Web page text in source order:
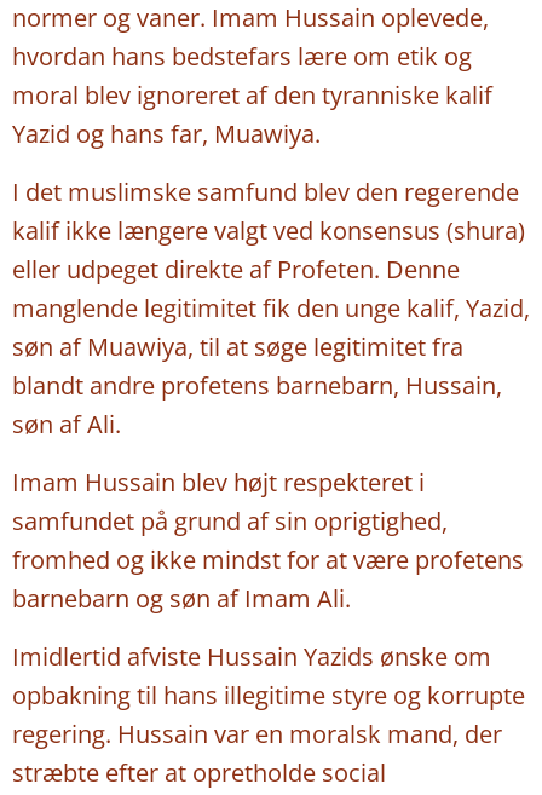
normer og vaner. Imam Hussain oplevede,
hvordan hans bedstefars lære om etik og
moral blev ignoreret af den tyranniske kalif
Yazid og hans far, Muawiya.
I det muslimske samfund blev den regerende
kalif ikke længere valgt ved konsensus (shura)
eller udpeget direkte af Profeten. Denne
manglende legitimitet fik den unge kalif, Yazid,
søn af Muawiya, til at søge legitimitet fra
blandt andre profetens barnebarn, Hussain,
søn af Ali.
Imam Hussain blev højt respekteret i
samfundet på grund af sin oprigtighed,
fromhed og ikke mindst for at være profetens
barnebarn og søn af Imam Ali.
Imidlertid afviste Hussain Yazids ønske om
opbakning til hans illegitime styre og korrupte
regering. Hussain var en moralsk mand, der
stræbte efter at opretholde social